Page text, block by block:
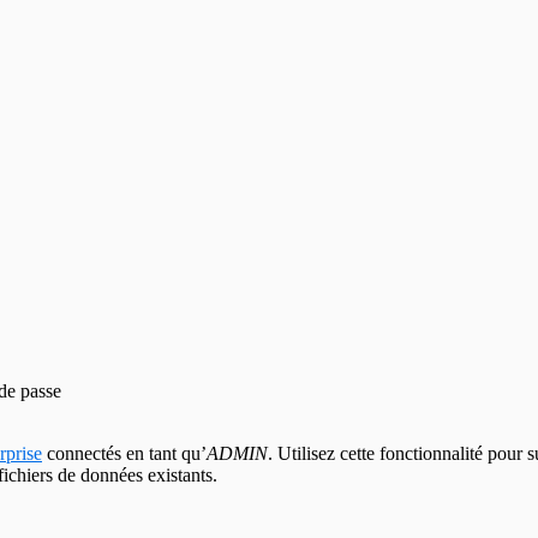
passe
connectés en tant qu’ADMIN. Utilisez cette fonctionnalité pour
de données existants.